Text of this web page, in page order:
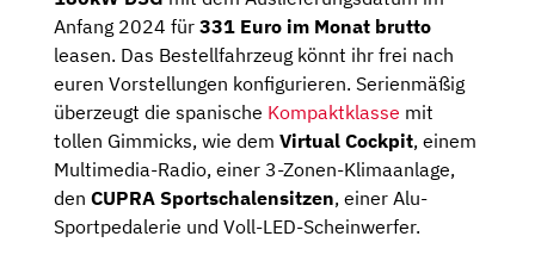
Anfang 2024 für 331 Euro im Monat brutto
leasen. Das Bestellfahrzeug könnt ihr frei nach
euren Vorstellungen konfigurieren. Serienmäßig
überzeugt die spanische Kompaktklasse mit
tollen Gimmicks, wie dem Virtual Cockpit, einem
Multimedia-Radio, einer 3-Zonen-Klimaanlage,
den CUPRA Sportschalensitzen, einer Alu-
Sportpedalerie und Voll-LED-Scheinwerfer.